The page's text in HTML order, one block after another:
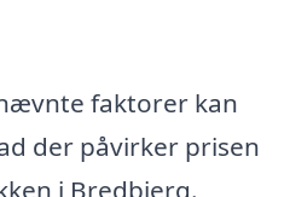
faktorer kan
der påvirker prisen
i Bredbjerg.